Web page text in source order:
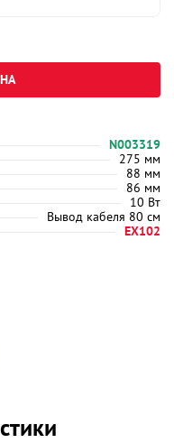
N003319
275 мм
88 мм
86 мм
10 Вт
Вывод кабеля 80 см
EX102